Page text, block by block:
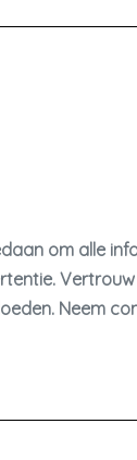
om alle
Neem